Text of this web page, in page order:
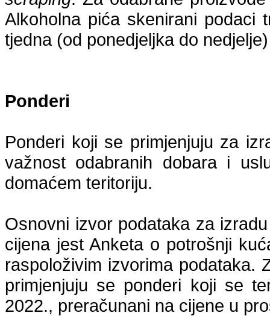
Alkoholna pića skenirani podaci
tjedna (od ponedjeljka do
Ponderi
Ponderi koji se primjenjuju za
važnost odabranih dobara i
domaćem teritoriju.
Osnovni izvor podataka za
cijena jest Anketa o potrošnji
raspoloživim izvorima podataka.
primjenjuju se ponderi koji se
2022., preračunani na cijene u